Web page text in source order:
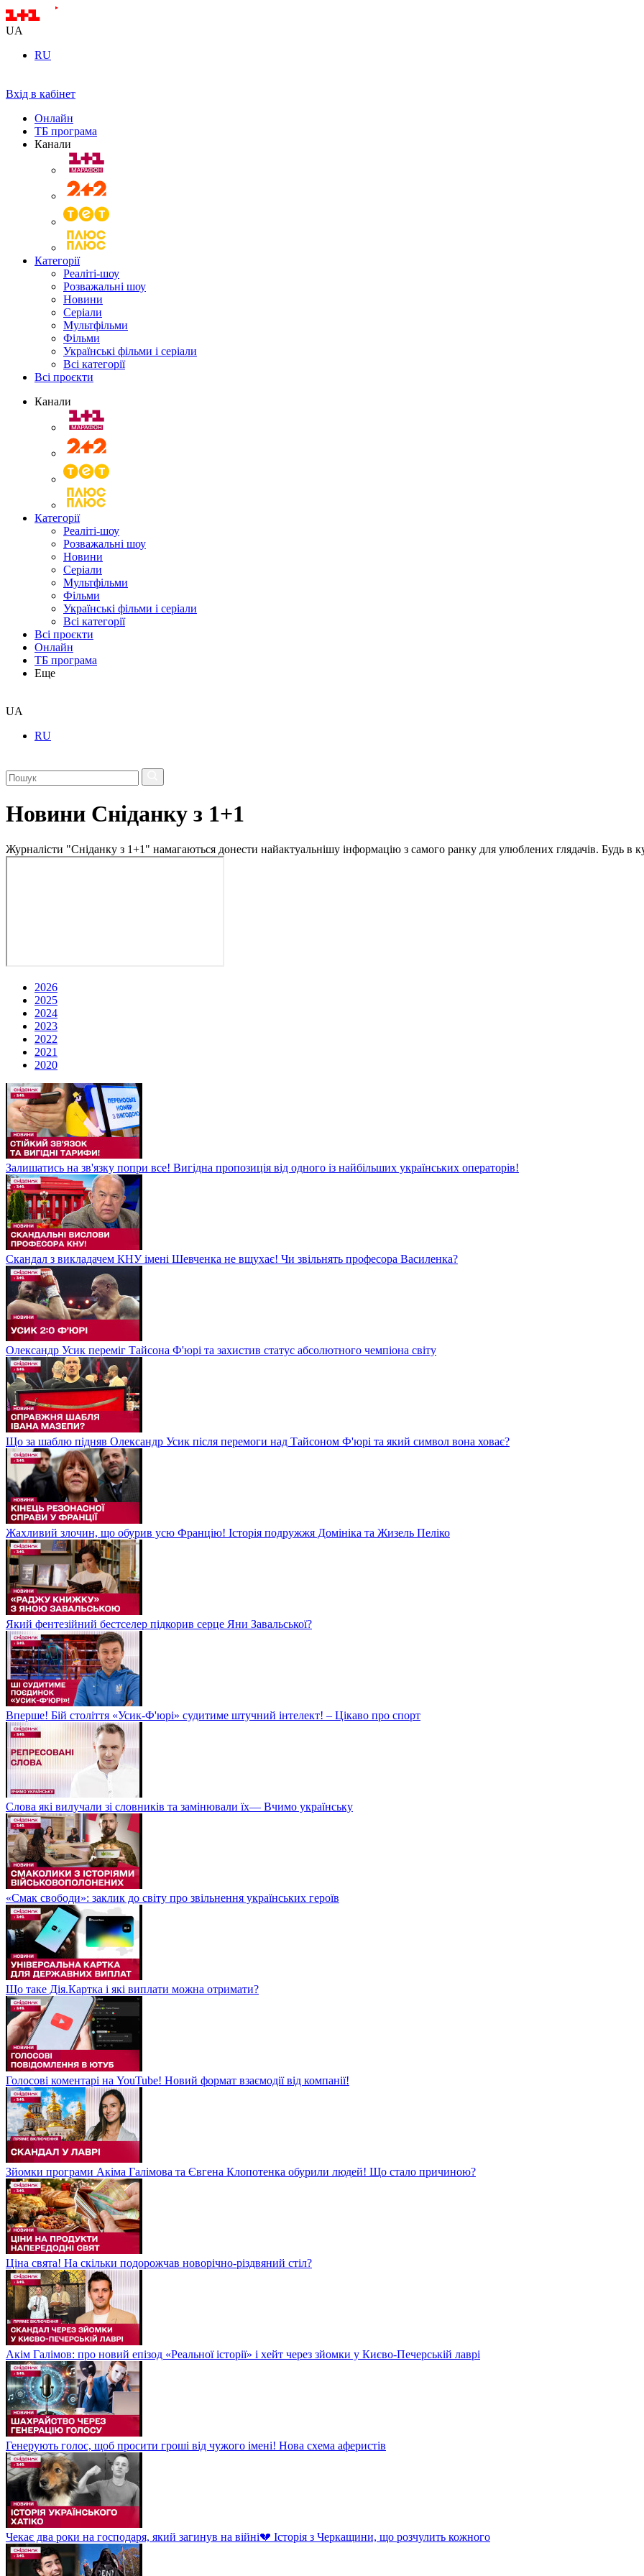
UA
RU
Вхід в кабінет
Онлайн
ТБ програма
Канали
Категорії
Реаліті-шоу
Розважальні шоу
Новини
Серіали
Мультфільми
Фільми
Українські фільми і серіали
Всі категорії
Всі проєкти
Канали
Категорії
Реаліті-шоу
Розважальні шоу
Новини
Серіали
Мультфільми
Фільми
Українські фільми і серіали
Всі категорії
Всі проєкти
Онлайн
ТБ програма
Еще
UA
RU
Новини Сніданку з 1+1
Журналісти "Сніданку з 1+1" намагаються донести найактуальнішу інформацію з самого ранку для улюблених глядачів. Будь в
2026
2025
2024
2023
2022
2021
2020
Залишатись на зв'язку попри все! Вигідна пропозиція від одного із найбільших українських операторів!
Скандал з викладачем КНУ імені Шевченка не вщухає! Чи звільнять професора Василенка?
Олександр Усик переміг Тайсона Ф'юрі та захистив статус абсолютного чемпіона світу
Що за шаблю підняв Олександр Усик після перемоги над Тайсоном Ф'юрі та який символ вона ховає?
Жахливий злочин, що обурив усю Францію! Історія подружжя Домініка та Жизель Пеліко
Який фентезійний бестселер підкорив серце Яни Завальської?
Вперше! Бій століття «Усик-Ф'юрі» судитиме штучний інтелект! – Цікаво про спорт
Слова які вилучали зі словників та замінювали їх— Вчимо українську
«Смак свободи»: заклик до світу про звільнення українських героїв
Що таке Дія.Картка і які виплати можна отримати?
Голосові коментарі на YouTube! Новий формат взаємодії від компанії!
Зйомки програми Акіма Галімова та Євгена Клопотенка обурили людей! Що стало причиною?
Ціна свята! На скільки подорожчав новорічно-різдвяний стіл?
Акім Галімов: про новий епізод «Реальної історії» і хейт через зйомки у Києво-Печерській лаврі
Генерують голос, щоб просити гроші від чужого імені! Нова схема аферистів
Чекає два роки на господаря, який загинув на війні💔 Історія з Черкащини, що розчулить кожного